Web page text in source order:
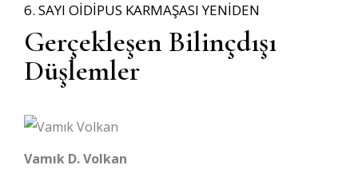
6. SAYI OIDIPUS KARMAŞASI YENIDEN
Gerçekleşen Bilinçdışı
Düşlemler
Vamık D. Volkan